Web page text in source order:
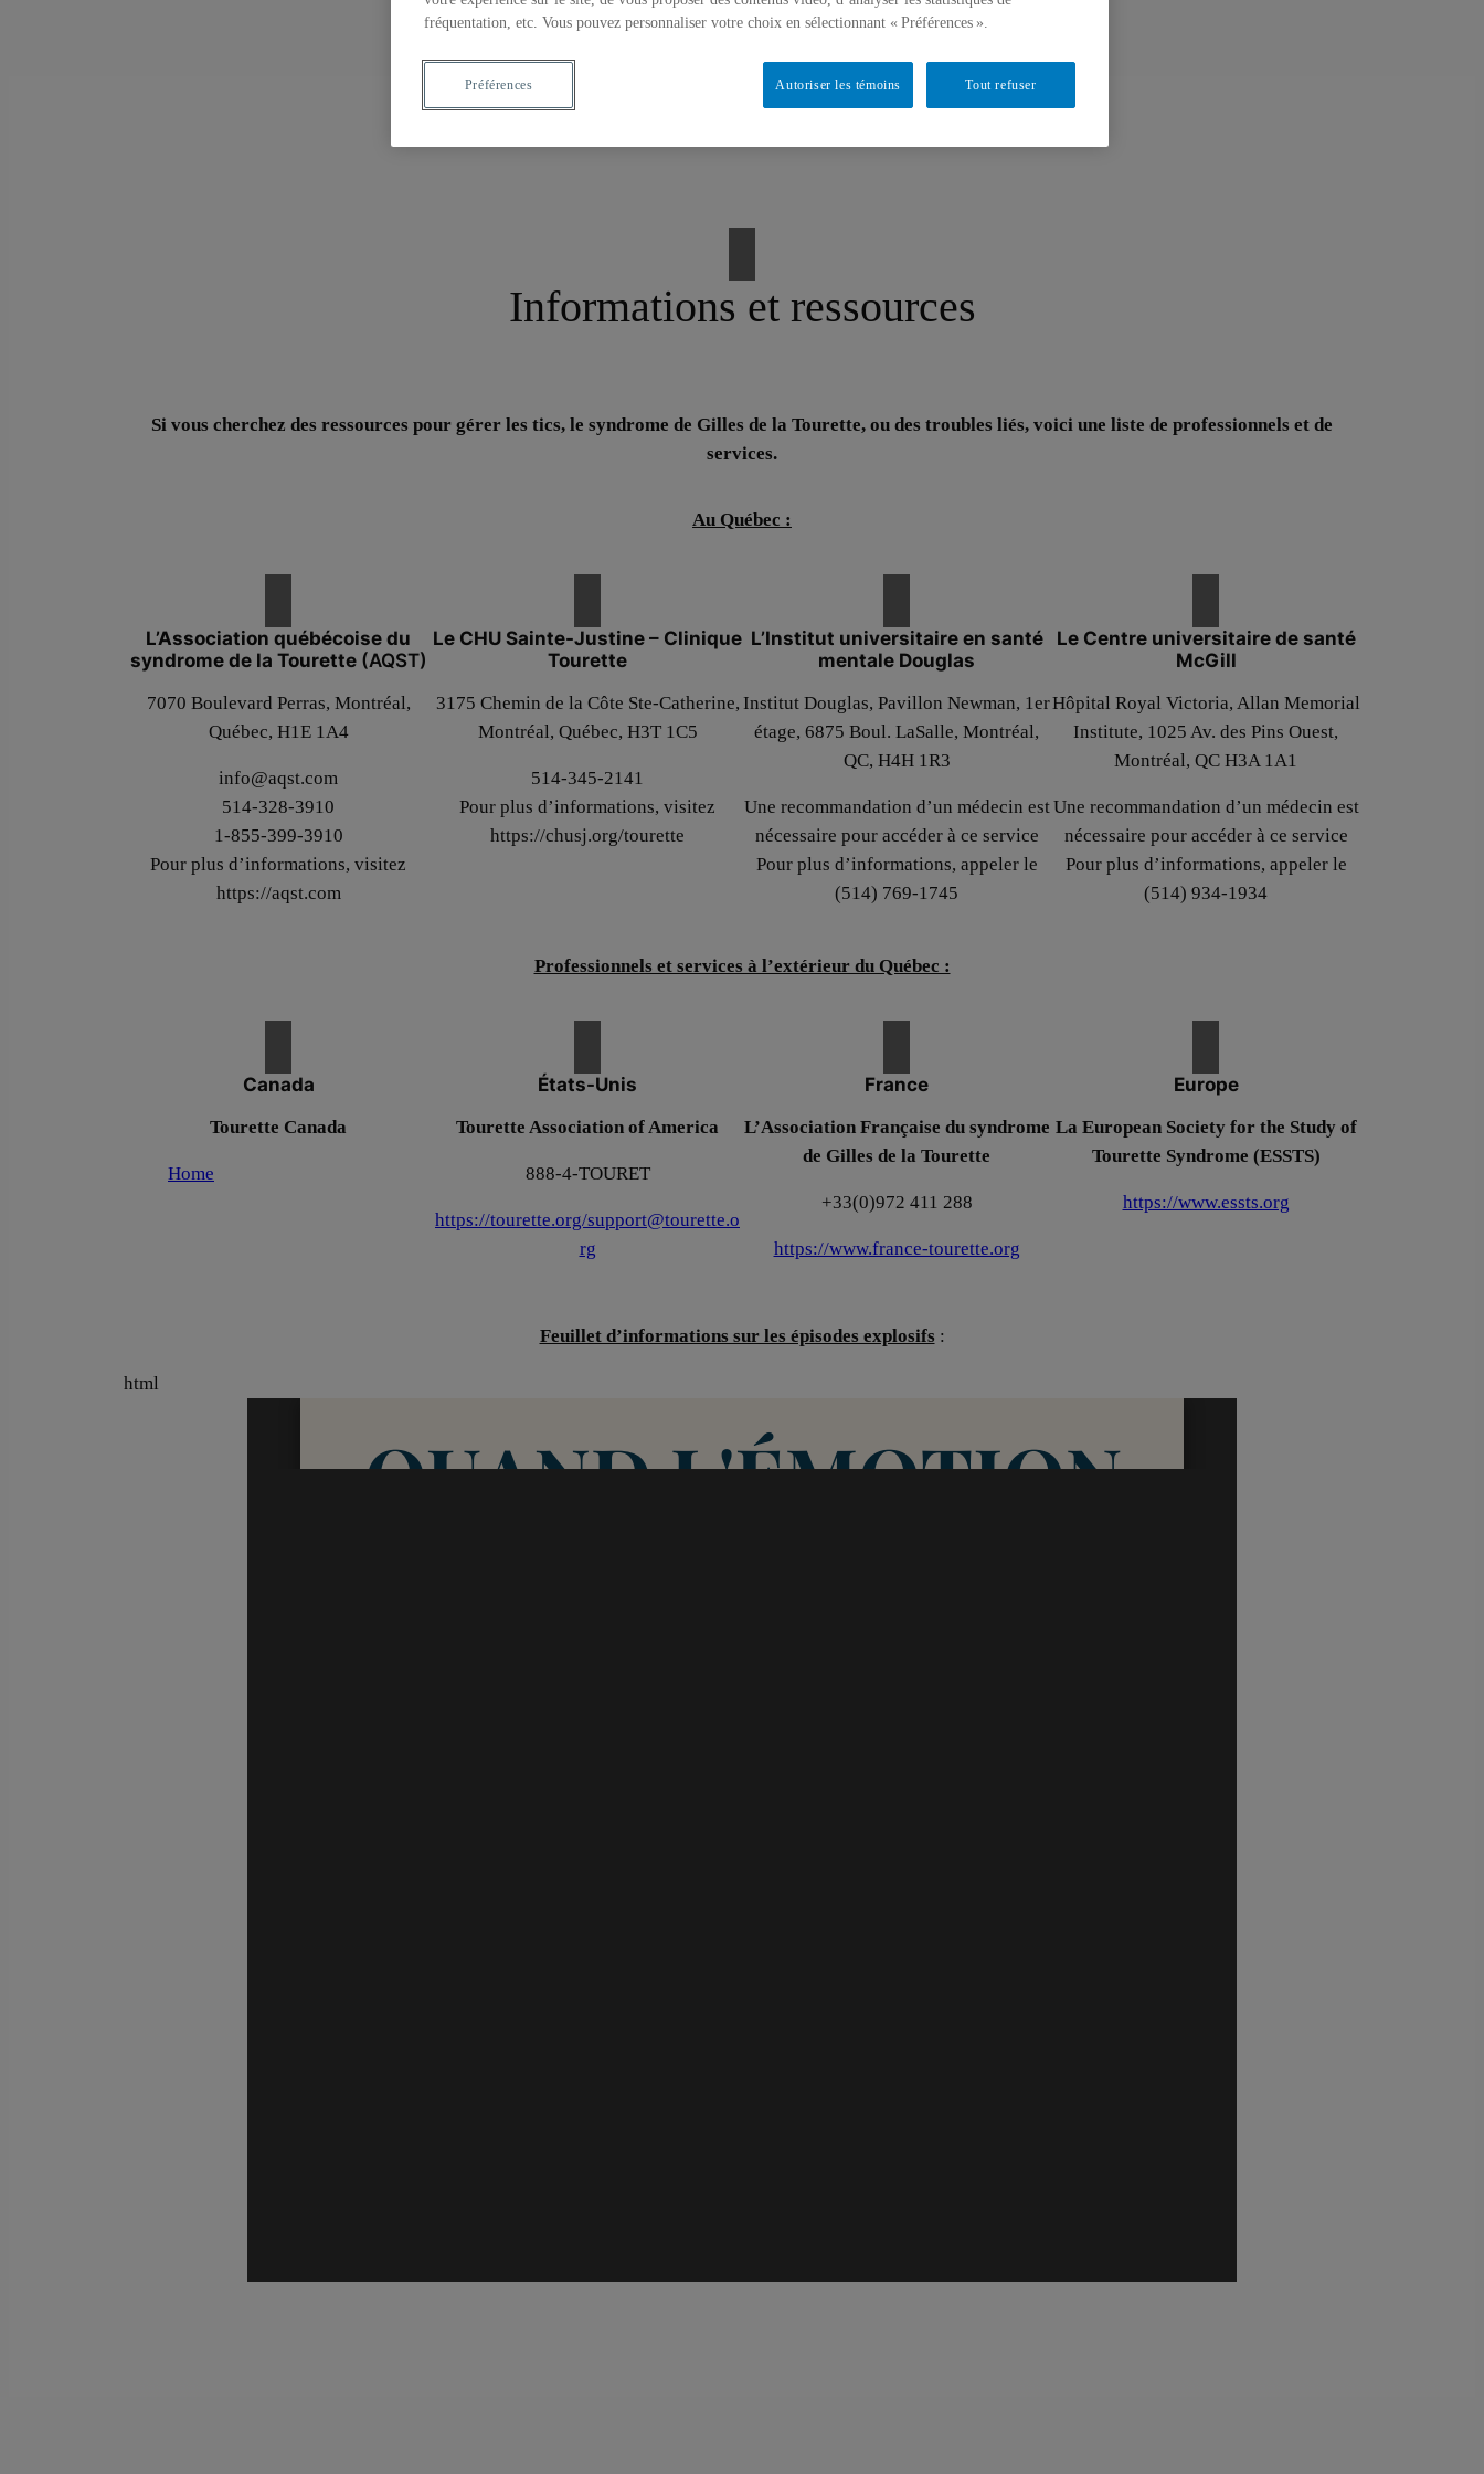
Informations et ressources
Si vous cherchez des ressources pour gérer les tics, le syndrome de Gilles de la Tourette, ou des troubles liés, voici une liste de professionnels et de
services.
Au Québec :
L’Association québécoise du
syndrome de la Tourette(AQST)
7070 Boulevard Perras, Montréal,
Québec, H1E 1A4
info@aqst.com
514-328-3910
1-855-399-3910
Pour plus d’informations, visitez
https://aqst.com
Le CHU Sainte-Justine – Clinique
Tourette
3175 Chemin de la Côte Ste-Catherine,
Montréal, Québec, H3T 1C5
514-345-2141
Pour plus d’informations, visitez
https://chusj.org/tourette
L’Institut universitaire en santé
mentale Douglas
Institut Douglas, Pavillon Newman, 1er
étage, 6875 Boul. LaSalle, Montréal,
QC, H4H 1R3
Une recommandation d’un médecin est
nécessaire pour accéder à ce service
Pour plus d’informations, appeler le
(514) 769-1745
Le Centre universitaire de santé
McGill
Hôpital Royal Victoria, Allan Memorial
Institute, 1025 Av. des Pins Ouest,
Montréal, QC H3A 1A1
Une recommandation d’un médecin est
nécessaire pour accéder à ce service
Pour plus d’informations, appeler le
(514) 934-1934
Professionnels et services à l’extérieur du Québec :
Canada
Tourette Canada
Home
États-Unis
Tourette Association of America
888-4-TOURET
https://tourette.org/support@tourette.o
rg
France
L’Association Française du syndrome
de Gilles de la Tourette
+33(0)972 411 288
https://www.france-tourette.org
Europe
La European Society for the Study of
Tourette Syndrome (ESSTS)
https://www.essts.org
Feuillet d’informations sur les épisodes explosifs :
html
fréquentation, etc. Vous pouvez personnaliser votre choix en sélectionnant « Préférences ».
Tout refuser
Autoriser les témoins
Préférences